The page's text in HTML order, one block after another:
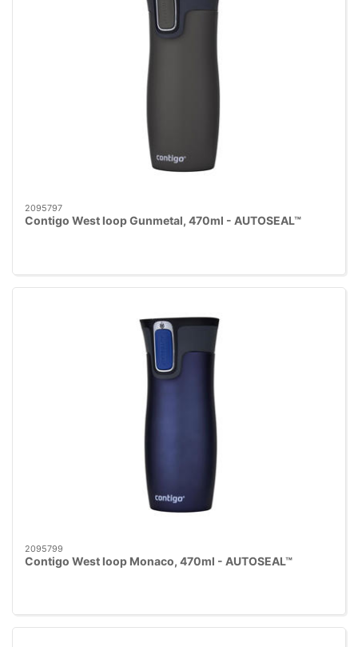
2095797
Contigo West loop Gunmetal, 470ml - AUTOSEAL™
2095799
Contigo West loop Monaco, 470ml - AUTOSEAL™